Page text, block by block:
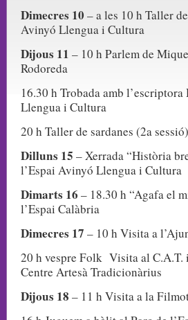
Dimecres 10 – a les 10 h Taller
Avinyó Llengua i Cultura
Dijous 11 – 10 h Parlem de
Rodoreda
16.30 h Trobada amb
Llengua i Cultura
20 h Taller de sardanes (2a
Dilluns 15 – Xerrada “Història
l’Espai Avinyó Llengua i Cultura
Dimarts 16 – 18.30 h “Agafa el
l’Espai Calàbria
Dimecres 17 – 10 h Visita a
20 h vespre Folk Visita al C.A.T.
Centre Artesà Tradicionàrius
Dijous 18 – 11 h Visita a la